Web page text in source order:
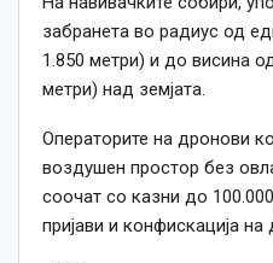
забранета во радиус од
1.850 метри) и до висина
метри) над земјата.
Операторите на дронови
воздушен простор без
соочат со казни до
пријави и конфискација